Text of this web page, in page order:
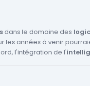
dans le domaine des
les années à venir
l'intégration de l'
plus rapidement et